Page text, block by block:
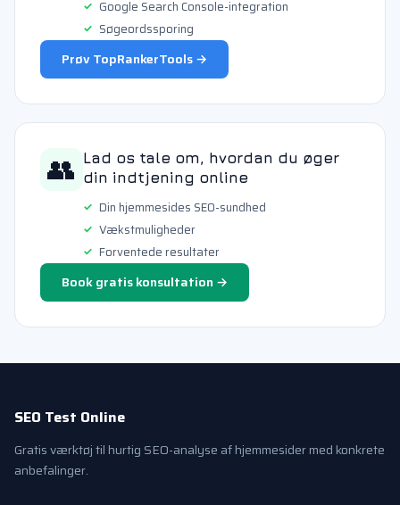
Google Search Console-integration
Søgeordssporing
Prøv TopRankerTools →
👥 Lad os tale om, hvordan du øger
din indtjening online
Din hjemmesides SEO-sundhed
Vækstmuligheder
Forventede resultater
Book gratis konsultation →
SEO Test Online
Gratis værktøj til hurtig SEO-analyse af hjemmesider med konkrete
anbefalinger.